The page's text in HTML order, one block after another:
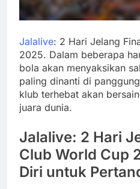
Jalalive: 2 Hari Jelang
2025. Dalam beberapa
bola akan menyaksikan
paling dinanti di
klub terhebat akan
juara dunia.
Jalalive: 2 Hari
Club World Cup
Diri untuk